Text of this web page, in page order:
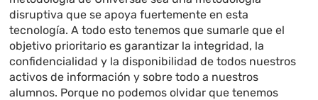
disruptiva que se apoya fuertemente en esta
tecnología. A todo esto tenemos que sumarle que el
objetivo prioritario es garantizar la integridad, la
confidencialidad y la disponibilidad de todos nuestros
activos de información y sobre todo a nuestros
alumnos. Porque no podemos olvidar que tenemos